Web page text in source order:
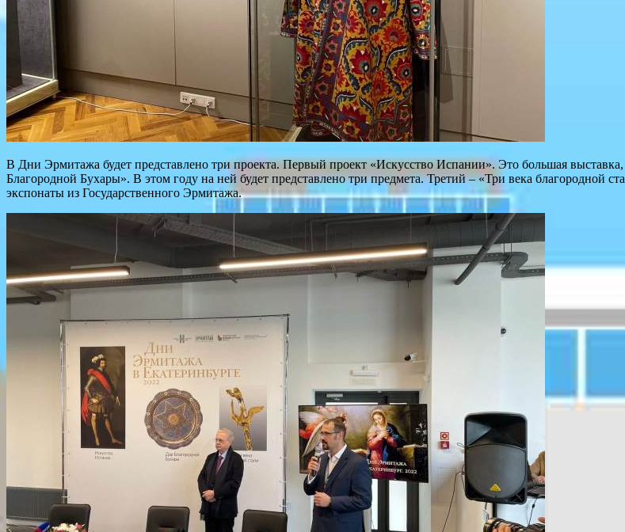
В Дни Эрмитажа будет представлено три проекта. Первый проект «Искусство Испании». Это большая
Благородной Бухары». В этом году на ней будет представлено три предмета. Третий – «Три века благородной
экспонаты из Государственного Эрмитажа.